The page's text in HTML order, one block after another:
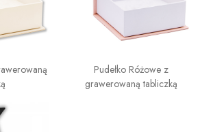
Pudełko Różowe z
grawerowaną tabliczką